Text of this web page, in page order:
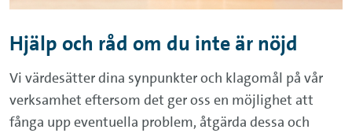
Hjälp och råd om du inte är nöjd
Vi värdesätter dina synpunkter och klagomål på vår
verksamhet eftersom det ger oss en möjlighet att
fånga upp eventuella problem, åtgärda dessa och